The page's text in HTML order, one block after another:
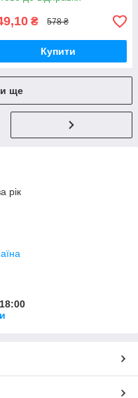
₴ 578 ₴
Купити
ще
рік